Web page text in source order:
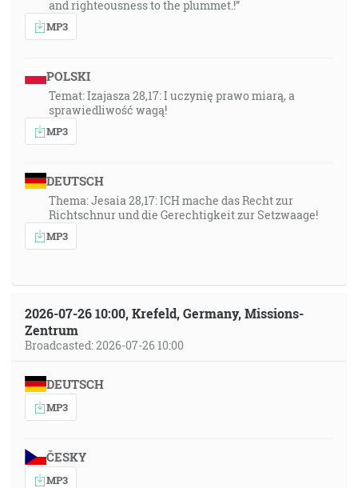
and righteousness to the plummet.!”
MP3
POLSKI
Temat: Izajasza 28,17: I uczynię prawo miarą, a
sprawiedliwość wagą!
MP3
DEUTSCH
Thema: Jesaia 28,17: ICH mache das Recht zur
Richtschnur und die Gerechtigkeit zur Setzwaage!
MP3
2026-07-26 10:00, Krefeld, Germany, Missions-
Zentrum
Broadcasted: 2026-07-26 10:00
DEUTSCH
MP3
ČESKY
MP3